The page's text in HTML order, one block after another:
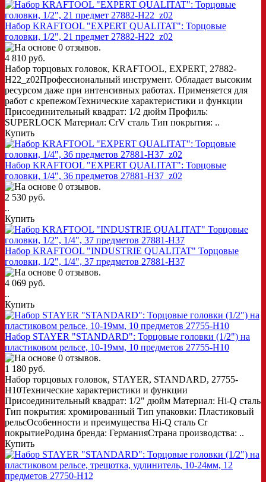
Набор KRAFTOOL "EXPERT QUALITAT": Торцовые
головки, 1/2", 21 предмет 27882-H22_z02
4 810 руб.
Набор торцовых головок, KRAFTOOL, EXPERT, 27882-
H22_z02Профессиональный инструмент. Обладает высоким
ресурсом даже при интенсивных работах. Применяется для
работ с крепежомТехнические характеристики и функции
Присоединительный квадрат: 1/2 дюйм Профиль:
SUPERLOCK Материал: CrV сталь Тип покрытия: ..
Купить
Набор KRAFTOOL "EXPERT QUALITAT": Торцовые
головки, 1/4", 36 предметов 27881-H37_z02
2 530 руб.
..
Купить
Набор KRAFTOOL "INDUSTRIE QUALITAT" Торцовые
головки, 1/2", 1/4", 37 предметов 27881-H37
4 069 руб.
..
Купить
Набор STAYER "STANDARD": Торцовые головки (1/2") на
пластиковом рельсе, 10-19мм, 10 предметов 27755-H10
1 180 руб.
Набор торцовых головок, STAYER, STANDARD, 27755-
H10Технические характеристики и функции
Присоединительный квадрат: 1/2" дюйм Материал: Hi-Q сталь
Тип покрытия: хромированный Тип упаковки: Пластиковый
рельсОсобенности и преимущества Hi-Q сталь Cr
покрытиеРодина бренда: ГерманияСтрана производства: ..
Купить